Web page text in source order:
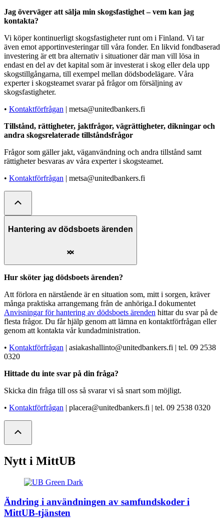
Jag överväger att sälja min skogsfastighet – vem kan jag
kontakta?
Vi köper kontinuerligt skogsfastigheter runt om i Finland. Vi tar
även emot apportinvesteringar till våra fonder. En likvid fondbaserad
investering är ett bra alternativ i situationer där man vill lösa in
endast en del av det kapital som är investerat i skog eller dela upp
skogstillgångarna, till exempel mellan dödsbodelägare. Våra
experter i skogsteamet svarar på frågor om försäljning av
skogsfastigheter.
• Kontaktförfrågan | metsa@unitedbankers.fi
Tillstånd, rättigheter, jaktfrågor, vägrättigheter, dikningar och
andra skogsrelaterade tillståndsfrågor
Frågor som gäller jakt, väganvändning och andra tillstånd samt
rättigheter besvaras av våra experter i skogsteamet.
• Kontaktförfrågan | metsa@unitedbankers.fi
Hantering av dödsboets ärenden
Hur sköter jag dödsboets ärenden?
Att förlora en närstående är en situation som, mitt i sorgen, kräver
många praktiska arrangemang från de anhöriga.I dokumentet
Anvisningar för hantering av dödsboets ärenden hittar du svar på de
flesta frågor. Du får hjälp genom att lämna en kontaktförfrågan eller
genom att kontakta vår kundadministration.
• Kontaktförfrågan | asiakashallinto@unitedbankers.fi | tel. 09 2538
0320
Hittade du inte svar på din fråga?
Skicka din fråga till oss så svarar vi så snart som möjligt.
• Kontaktförfrågan | placera@unitedbankers.fi | tel. 09 2538 0320
Nytt i MittUB
Ändring i användningen av samfundskoder i
MittUB-tjänsten